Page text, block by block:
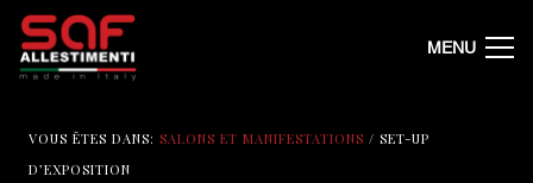
MENU
VOUS ÊTES DANS: SALONS ET MANIFESTATIONS / SET-UP
D’EXPOSITION